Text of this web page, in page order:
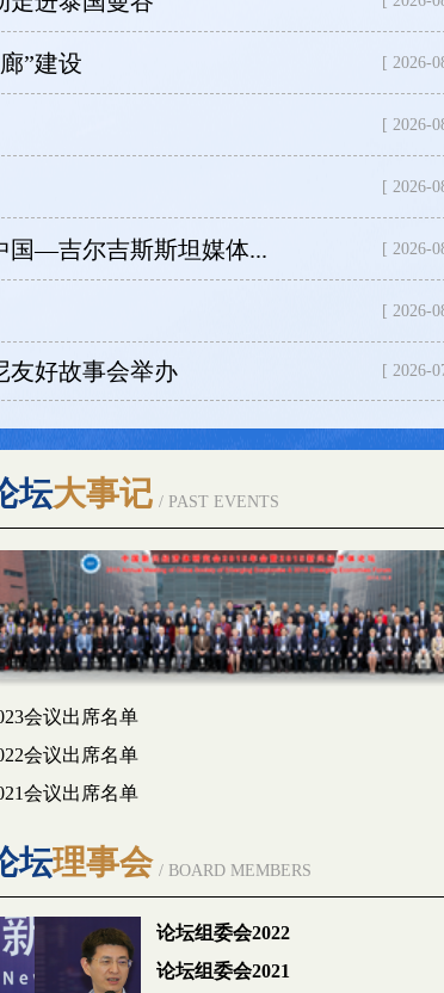
”建设 [ 2026-
[ 2026-
[ 2026-
国—吉尔吉斯斯坦媒体... [ 2026-
[ 2026-
友好故事会举办 [ 2026-
坛大事记 / PAST EVENTS
会议出席名单
会议出席名单
会议出席名单
坛理事会 / BOARD MEMBERS
论坛组委会2022
论坛组委会2021